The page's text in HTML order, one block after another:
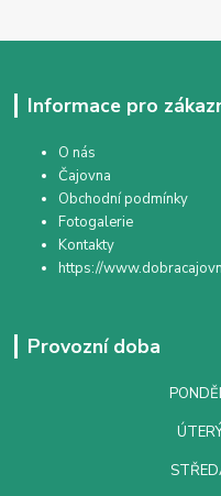
Informace pro
O nás
Čajovna
Obchodní podmínky
Fotogalerie
Kontakty
https://
Provozní doba